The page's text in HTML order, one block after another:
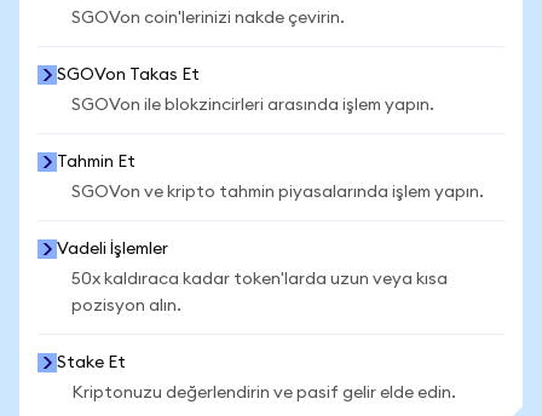
SGOVon coin'lerinizi nakde çevirin.
SGOVon Takas Et
SGOVon ile blokzincirleri arasında işlem yapın.
Tahmin Et
SGOVon ve kripto tahmin piyasalarında işlem yapın.
Vadeli İşlemler
50x kaldıraca kadar token'larda uzun veya kısa
pozisyon alın.
Stake Et
Kriptonuzu değerlendirin ve pasif gelir elde edin.